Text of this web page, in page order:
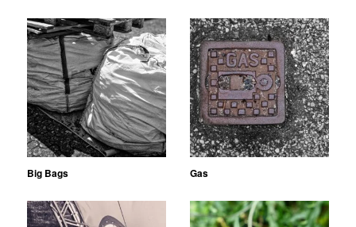
Big Bags Gas